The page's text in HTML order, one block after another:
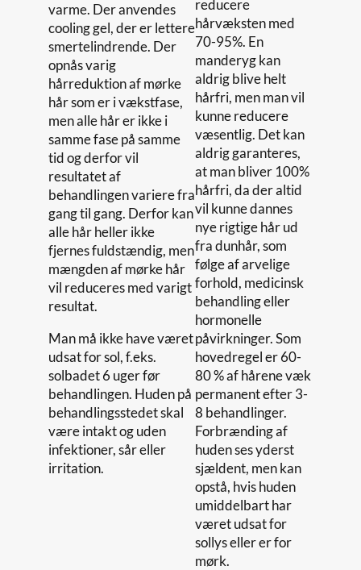
varme. Der anvendes
cooling gel, der er lettere
smertelindrende. Der
opnås varig
hårreduktion af mørke
hår som er i vækstfase,
men alle hår er ikke i
samme fase på samme
tid og derfor vil
resultatet af
behandlingen variere fra
gang til gang. Derfor kan
alle hår heller ikke
fjernes fuldstændig, men
mængden af mørke hår
vil reduceres med varigt
resultat.
Man må ikke have været
udsat for sol, f.eks.
solbadet 6 uger før
behandlingen. Huden på
behandlingsstedet skal
være intakt og uden
infektioner, sår eller
irritation.
reducere
hårvæksten med
70-95%. En
manderyg kan
aldrig blive helt
hårfri, men man vil
kunne reducere
væsentlig. Det kan
aldrig garanteres,
at man bliver 100%
hårfri, da der altid
vil kunne dannes
nye rigtige hår ud
fra dunhår, som
følge af arvelige
forhold, medicinsk
behandling eller
hormonelle
påvirkninger. Som
hovedregel er 60-
80 % af hårene væk
permanent efter 3-
8 behandlinger.
Forbrænding af
huden ses yderst
sjældent, men kan
opstå, hvis huden
umiddelbart har
været udsat for
sollys eller er for
mørk.